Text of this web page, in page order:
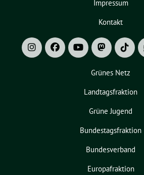
Impressum
Kontakt
Grünes Netz
Landtagsfraktion
Grüne Jugend
Bundestagsfraktion
Bundesverband
Europafraktion